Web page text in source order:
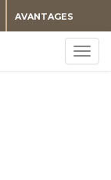
AVANTAGES